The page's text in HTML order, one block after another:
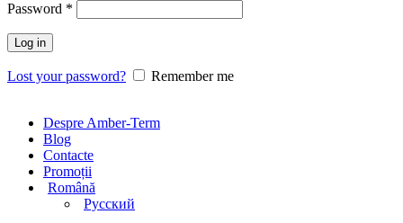
Password *
Log in
Lost your password? Remember me
Despre Amber-Term
Blog
Contacte
Promoții
Română
Русский